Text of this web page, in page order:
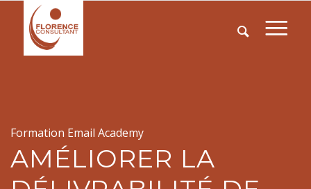
Formation Email Academy
AMÉLIORER LA